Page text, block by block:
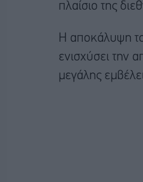
πλαίσιο της
Η αποκάλυψη
ενισχύσει την
μεγάλης